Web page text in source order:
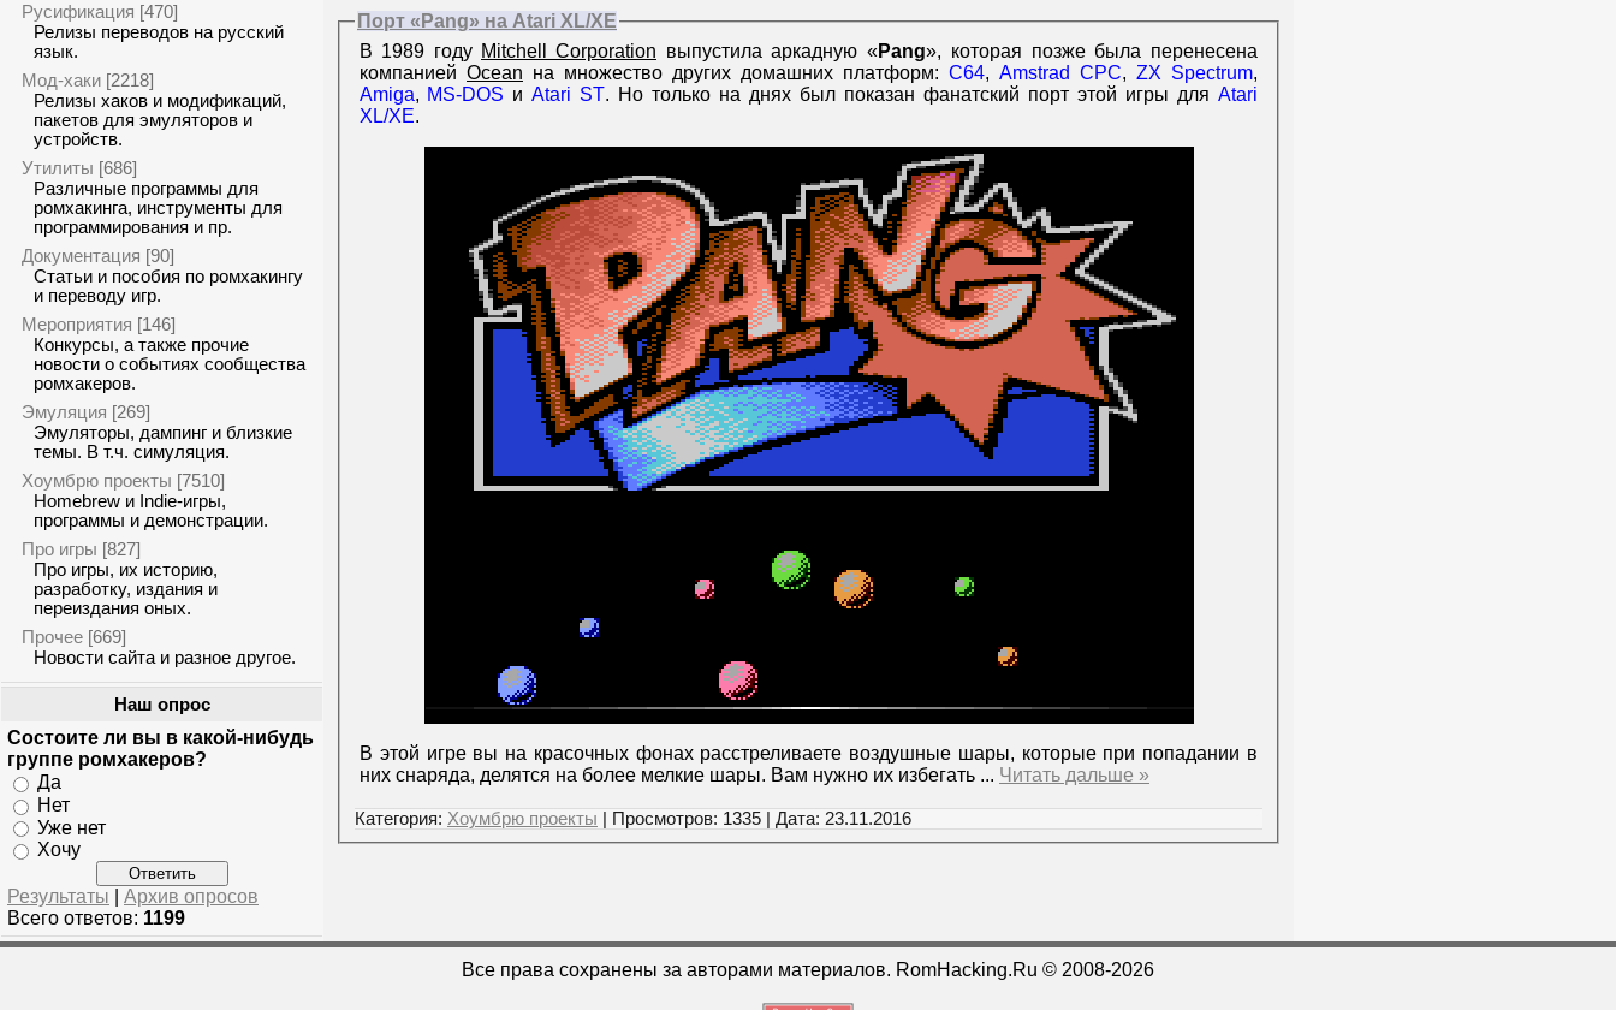
Русификация [470]
Релизы переводов на русский
язык.
Мод-хаки [2218]
Релизы хаков и модификаций,
пакетов для эмуляторов и
устройств.
Утилиты [686]
Различные программы для
ромхакинга, инструменты для
программирования и пр.
Документация [90]
Статьи и пособия по ромхакингу
и переводу игр.
Мероприятия [146]
Конкурсы, а также прочие
новости о событиях сообщества
ромхакеров.
Эмуляция [269]
Эмуляторы, дампинг и близкие
темы. В т.ч. симуляция.
Хоумбрю проекты [7510]
Homebrew и Indie-игры,
программы и демонстрации.
Про игры [827]
Про игры, их историю,
разработку, издания и
переиздания оных.
Прочее [669]
Новости сайта и разное другое.
Наш опрос
Состоите ли вы в какой-нибудь
группе ромхакеров?
Да
Нет
Уже нет
Хочу
Результаты
Архив опросов
Всего ответов: 1199
Порт «Pang» на Atari XL/XE
В 1989 году Mitchell Corporation выпустила аркадную «Pang», которая позже была перенесена
компанией Ocean на множество других домашних платформ: C64, Amstrad CPC, ZX Spectrum,
Amiga, MS-DOS и Atari ST. Но только на днях был показан фанатский порт этой игры для Atari
XL/XE.
В этой игре вы на красочных фонах расстреливаете воздушные шары, которые при попадании в
них снаряда, делятся на более мелкие шары. Вам нужно их избегать ... Читать дальше »
Категория: Хоумбрю проекты | Просмотров: 1335 | Дата: 23.11.2016
Все права сохранены за авторами материалов. RomHacking.Ru © 2008-2026